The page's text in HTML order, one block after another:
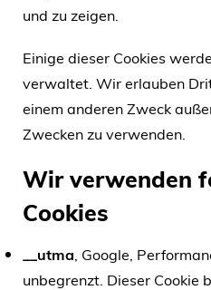
und zu zeigen.
Einige dieser Cookies
verwaltet. Wir erlauben
einem anderen Zweck
Zwecken zu verwenden.
Wir verwenden
Cookies
__utma , Google,
unbegrenzt. Dieser Cookie